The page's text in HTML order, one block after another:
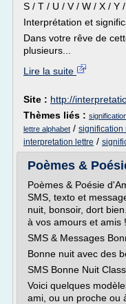
S / T / U / V / W / X / Y
Interprétation et
Dans votre rêve de
plusieurs...
Lire la suite
Site : http://
Thèmes liés :
lettre alphabet / signification
interpretation lettre /
Poèmes &
Poèmes & Poésie
SMS, texto et
nuit, bonsoir, dort
à vos amours et amis !
SMS & Messages
Bonne nuit avec des
SMS Bonne Nuit
Voici quelques
ami, ou un proche ou